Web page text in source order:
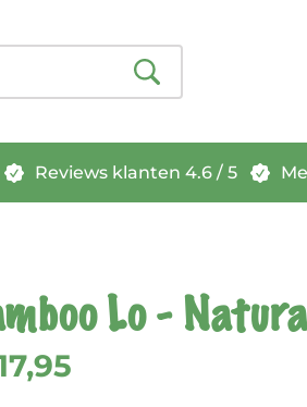
Reviews klanten 4.6 / 5
Lo -